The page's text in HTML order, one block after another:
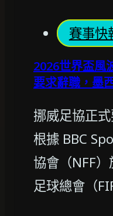
賽事快
2026世界盃風
要求辭職，墨
挪威足協正
根據 BBC
協會（NFF
足球總會（